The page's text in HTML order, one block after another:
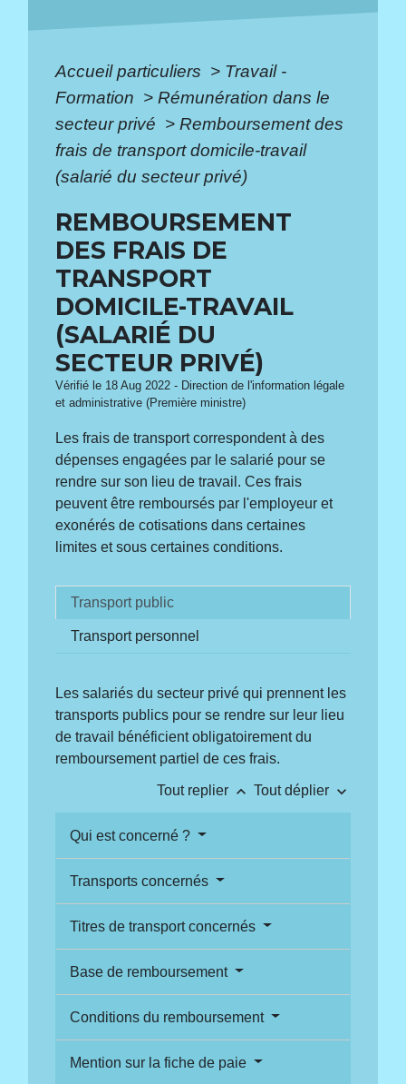
Accueil particuliers > Travail -
Formation > Rémunération dans le
secteur privé > Remboursement des
frais de transport domicile-travail
(salarié du secteur privé)
REMBOURSEMENT
DES FRAIS DE
TRANSPORT
DOMICILE-TRAVAIL
(SALARIÉ DU
SECTEUR PRIVÉ)
Vérifié le 18 Aug 2022 - Direction de l'information légale
et administrative (Première ministre)
Les frais de transport correspondent à des
dépenses engagées par le salarié pour se
rendre sur son lieu de travail. Ces frais
peuvent être remboursés par l'employeur et
exonérés de cotisations dans certaines
limites et sous certaines conditions.
Transport public
Transport personnel
Les salariés du secteur privé qui prennent les
transports publics pour se rendre sur leur lieu
de travail bénéficient obligatoirement du
remboursement partiel de ces frais.
Tout replier keyboard_arrow_up Tout déplier keyboard_arrow_down
Qui est concerné ?
Transports concernés
Titres de transport concernés
Base de remboursement
Conditions du remboursement
Mention sur la fiche de paie